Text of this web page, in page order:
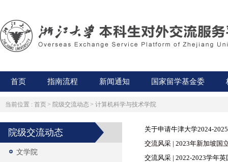
首页 指南流程 新闻通知 国家留学基金委
当前位置 : 首页 > 院级交流动态 > 计算机科学与技术学院
院级交流动态
文学院
关于申请牛津大学2024-
交流风采 | 2023年新加坡国
交流风采 | 2022-2023学年